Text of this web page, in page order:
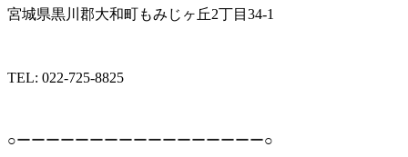
宮城県黒川郡大和町もみじヶ丘2丁目34-1
TEL: 022-725-8825
○ーーーーーーーーーーーーーーーーー○